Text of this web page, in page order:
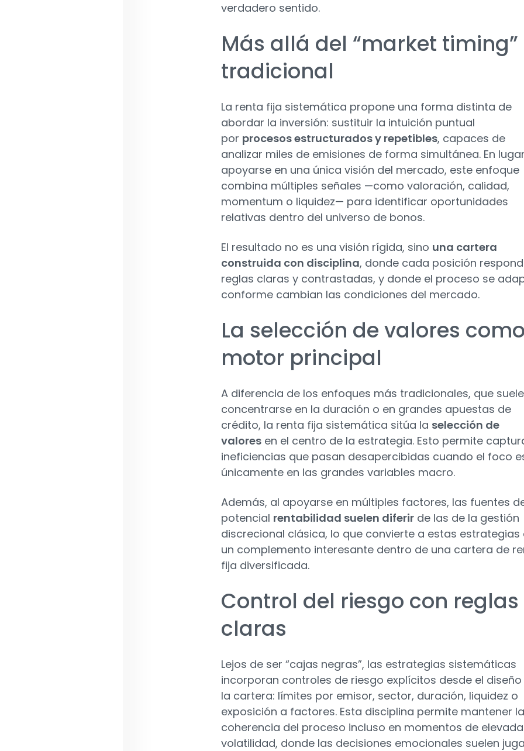
verdadero sentido.
Más allá del “market timing”
tradicional
La renta fija sistemática propone una forma distinta de
abordar la inversión: sustituir la intuición puntual
por procesos estructurados y repetibles, capaces de
analizar miles de emisiones de forma simultánea. En
apoyarse en una única visión del mercado, este enfoque
combina múltiples señales —como valoración, calidad,
momentum o liquidez— para identificar oportunidades
relativas dentro del universo de bonos.
El resultado no es una visión rígida, sino una cartera
construida con disciplina, donde cada posición
reglas claras y contrastadas, y donde el proceso se
conforme cambian las condiciones del mercado.
La selección de valores como
motor principal
A diferencia de los enfoques más tradicionales, que
concentrarse en la duración o en grandes apuestas de
crédito, la renta fija sistemática sitúa la selección de
valores en el centro de la estrategia. Esto permite
ineficiencias que pasan desapercibidas cuando el foco
únicamente en las grandes variables macro.
Además, al apoyarse en múltiples factores, las fuentes
potencial rentabilidad suelen diferir de las de la gestión
discrecional clásica, lo que convierte a estas estrategias
un complemento interesante dentro de una cartera de
fija diversificada.
Control del riesgo con reglas
claras
Lejos de ser “cajas negras”, las estrategias sistemáticas
incorporan controles de riesgo explícitos desde el
la cartera: límites por emisor, sector, duración, liquidez o
exposición a factores. Esta disciplina permite mantener la
coherencia del proceso incluso en momentos de elevada
volatilidad, donde las decisiones emocionales suelen